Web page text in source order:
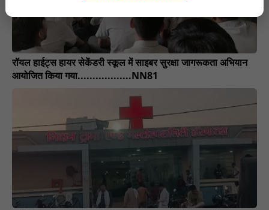
रॉयल हाईट्स हायर सेकेंडरी स्कूल में साइबर सुरक्षा जागरूकता अभियान
आयोजित किया गया..................NN81